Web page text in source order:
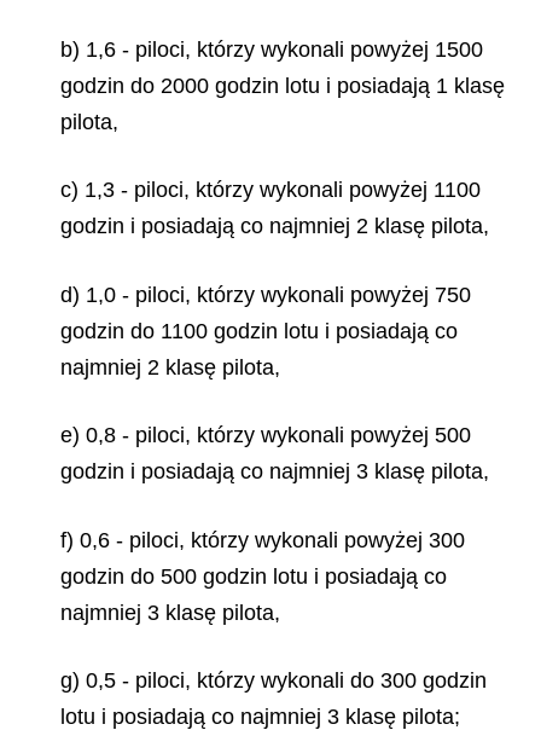
b) 1,6 - piloci, którzy wykonali powyżej 1500
godzin do 2000 godzin lotu i posiadają 1 klasę
pilota,
c) 1,3 - piloci, którzy wykonali powyżej 1100
godzin i posiadają co najmniej 2 klasę pilota,
d) 1,0 - piloci, którzy wykonali powyżej 750
godzin do 1100 godzin lotu i posiadają co
najmniej 2 klasę pilota,
e) 0,8 - piloci, którzy wykonali powyżej 500
godzin i posiadają co najmniej 3 klasę pilota,
f) 0,6 - piloci, którzy wykonali powyżej 300
godzin do 500 godzin lotu i posiadają co
najmniej 3 klasę pilota,
g) 0,5 - piloci, którzy wykonali do 300 godzin
lotu i posiadają co najmniej 3 klasę pilota;